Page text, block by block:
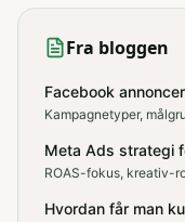
Fra bloggen
Facebook
Kampagnetyper,
Meta Ads strategi
ROAS-fokus, kreativ-
Hvordan får man